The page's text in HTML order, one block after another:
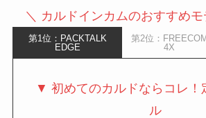
＼ カルドインカムのおすすめ
第1位：PACKTALK
EDGE
第2位：FREECOM
4X
▼ 初めてのカルドならコレ！
ル